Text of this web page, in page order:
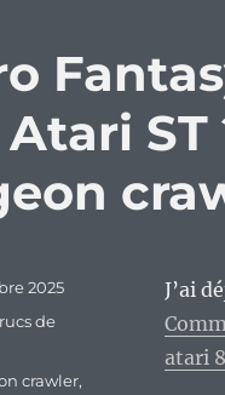
J’ai
atari
2025
de
crawler,